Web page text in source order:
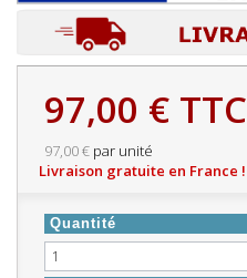
97,00 € TTC
97,00 € par unité
Livraison gratuite en France !
Quantité